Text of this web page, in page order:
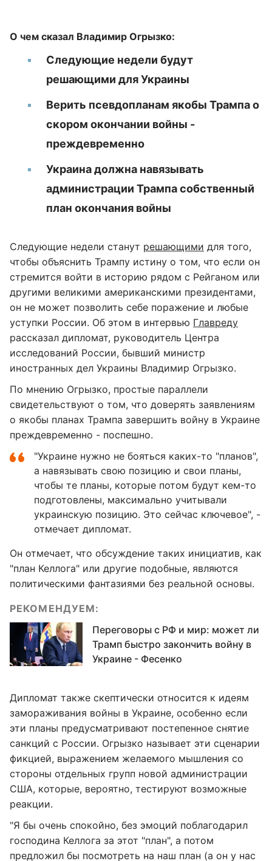
О чем сказал Владимир Огрызко:
Следующие недели будут
решающими для Украины
Верить псевдопланам якобы Трампа о
скором окончании войны -
преждевременно
Украина должна навязывать
администрации Трампа собственный
план окончания войны
Следующие недели станут решающими для того,
чтобы объяснить Трампу истину о том, что если он
стремится войти в историю рядом с Рейганом или
другими великими американскими президентами,
он не может позволить себе поражение и любые
уступки России. Об этом в интервью Главреду
рассказал дипломат, руководитель Центра
исследований России, бывший министр
иностранных дел Украины Владимир Огрызко.
По мнению Огрызко, простые параллели
свидетельствуют о том, что доверять заявлениям
о якобы планах Трампа завершить войну в Украине
преждевременно - поспешно.
"Украине нужно не бояться каких-то "планов",
а навязывать свою позицию и свои планы,
чтобы те планы, которые потом будут кем-то
подготовлены, максимально учитывали
украинскую позицию. Это сейчас ключевое", -
отмечает дипломат.
Он отмечает, что обсуждение таких инициатив, как
"план Келлога" или другие подобные, являются
политическими фантазиями без реальной основы.
РЕКОМЕНДУЕМ:
Переговоры с РФ и мир: может ли
Трамп быстро закончить войну в
Украине - Фесенко
Дипломат также скептически относится к идеям
замораживания войны в Украине, особенно если
эти планы предусматривают постепенное снятие
санкций с России. Огрызко называет эти сценарии
фикцией, выражением желаемого мышления со
стороны отдельных групп новой администрации
США, которые, вероятно, тестируют возможные
реакции.
"Я бы очень спокойно, без эмоций поблагодарил
господина Келлога за этот "план", а потом
предложил бы посмотреть на наш план (а он у нас